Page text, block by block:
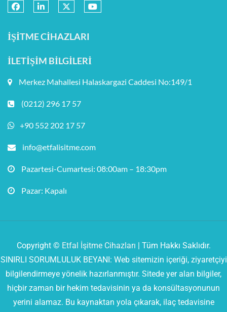
İŞITME CIHAZLARI
İLETIŞIM BILGILERI
Merkez Mahallesi Halaskargazi Caddesi No:149/1
(0212) 296 17 57
+90 552 202 17 57
info@etfalisitme.com
Pazartesi-Cumartesi: 08:00am – 18:30pm
Pazar: Kapalı
Copyright © Etfal İşitme Cihazları | Tüm Hakkı Saklıdır.
SINIRLI SORUMLULUK BEYANI: Web sitemizin içeriği, ziyaretçiyi
bilgilendirmeye yönelik hazırlanmıştır. Sitede yer alan bilgiler,
hiçbir zaman bir hekim tedavisinin ya da konsültasyonunun
yerini alamaz. Bu kaynaktan yola çıkarak, ilaç tedavisine